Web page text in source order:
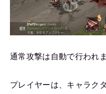
通常攻撃は自動で行われま
プレイヤーは、キャラク